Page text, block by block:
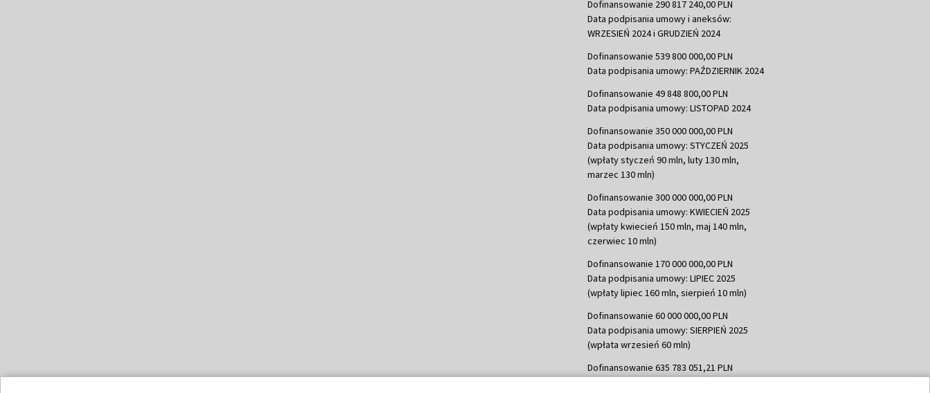
Dofinansowanie 290 817 240,00 PLN
Data podpisania umowy i aneksów:
WRZESIEŃ 2024 i GRUDZIEŃ 2024
Dofinansowanie 539 800 000,00 PLN
Data podpisania umowy: PAŹDZIERNIK 2024
Dofinansowanie 49 848 800,00 PLN
Data podpisania umowy: LISTOPAD 2024
Dofinansowanie 350 000 000,00 PLN
Data podpisania umowy: STYCZEŃ 2025
(wpłaty styczeń 90 mln, luty 130 mln,
marzec 130 mln)
Dofinansowanie 300 000 000,00 PLN
Data podpisania umowy: KWIECIEŃ 2025
(wpłaty kwiecień 150 mln, maj 140 mln,
czerwiec 10 mln)
Dofinansowanie 170 000 000,00 PLN
Data podpisania umowy: LIPIEC 2025
(wpłaty lipiec 160 mln, sierpień 10 mln)
Dofinansowanie 60 000 000,00 PLN
Data podpisania umowy: SIERPIEŃ 2025
(wpłata wrzesień 60 mln)
Dofinansowanie 635 783 051,21 PLN